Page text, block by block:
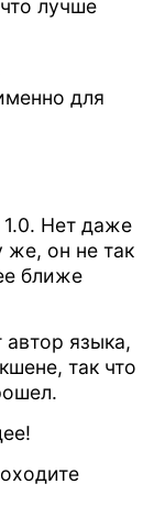
лучше
для
1.0. Нет даже
же, он не так
ближе
языка,
так что